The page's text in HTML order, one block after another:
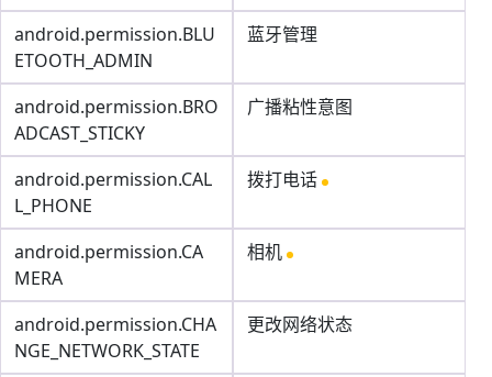
android.permission.BLU
ETOOTH_ADMIN
蓝牙管理
android.permission.BRO
ADCAST_STICKY
广播粘性意图
android.permission.CAL
L_PHONE
拨打电话
android.permission.CA
MERA
相机
android.permission.CHA
NGE_NETWORK_STATE
更改网络状态